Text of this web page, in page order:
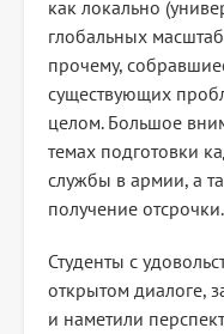
как локально
глобальных
прочему,
существующих
целом. Большое
темах подготовки
службы в армии, а
получение отсрочки.
Студенты с
открытом диалоге,
и наметили